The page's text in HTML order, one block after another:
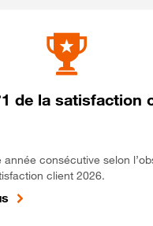
de la satisfaction
année consécutive selon
client 2026.